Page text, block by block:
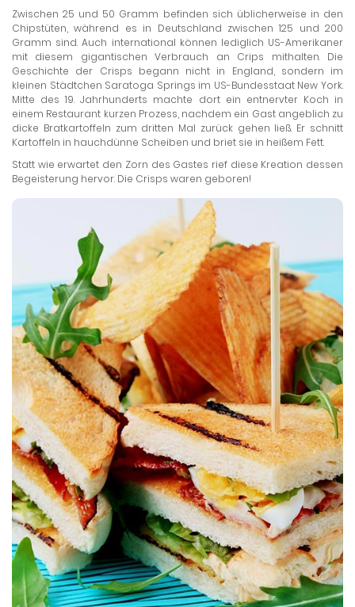
Zwischen 25 und 50 Gramm befinden sich üblicherweise in den
Chipstüten, während es in Deutschland zwischen 125 und 200
Gramm sind. Auch international können lediglich US-Amerikaner
mit diesem gigantischen Verbrauch an Crips mithalten. Die
Geschichte der Crisps begann nicht in England, sondern im
kleinen Städtchen Saratoga Springs im US-Bundesstaat New York.
Mitte des 19. Jahrhunderts machte dort ein entnervter Koch in
einem Restaurant kurzen Prozess, nachdem ein Gast angeblich zu
dicke Bratkartoffeln zum dritten Mal zurück gehen ließ. Er schnitt
Kartoffeln in hauchdünne Scheiben und briet sie in heißem Fett.
Statt wie erwartet den Zorn des Gastes rief diese Kreation dessen
Begeisterung hervor. Die Crisps waren geboren!